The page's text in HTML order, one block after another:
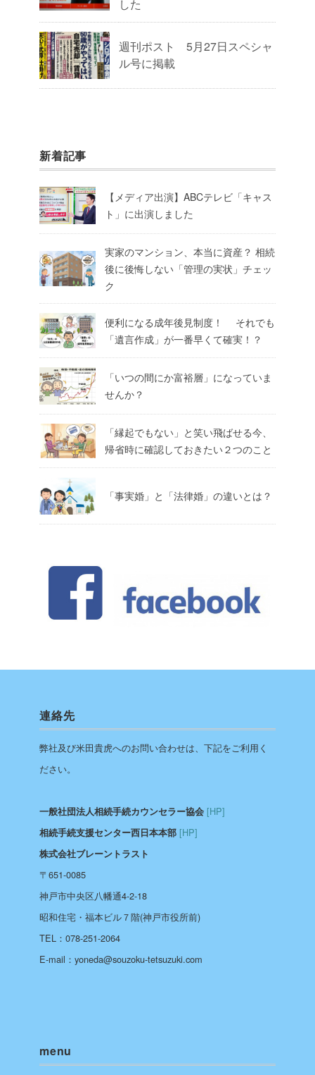
した
週刊ポスト 5月27日スペシャ
ル号に掲載
新着記事
【メディア出演】ABCテレビ「キャス
ト」に出演しました
実家のマンション、本当に資産？ 相続
後に後悔しない「管理の実状」チェッ
ク
便利になる成年後見制度！ それでも
「遺言作成」が一番早くて確実！？
「いつの間にか富裕層」になっていま
せんか？
「縁起でもない」と笑い飛ばせる今、
帰省時に確認しておきたい２つのこと
「事実婚」と「法律婚」の違いとは？
連絡先
弊社及び米田貴虎へのお問い合わせは、下記をご利用く
ださい。
一般社団法人相続手続カウンセラー協会 [HP]
相続手続支援センター西日本本部 [HP]
株式会社ブレーントラスト
〒651-0085
神戸市中央区八幡通4-2-18
昭和住宅・福本ビル７階(神戸市役所前)
TEL：078-251-2064
E-mail：yoneda@souzoku-tetsuzuki.com
menu